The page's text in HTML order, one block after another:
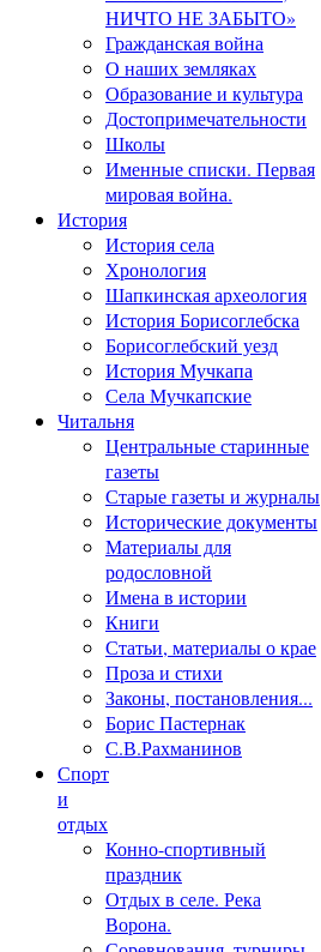
НИЧТО НЕ ЗАБЫТО»
Гражданская война
О наших земляках
Образование и культура
Достопримечательности
Школы
Именные списки. Первая
мировая война.
История
История села
Хронология
Шапкинская археология
История Борисоглебска
Борисоглебский уезд
История Мучкапа
Села Мучкапские
Читальня
Центральные старинные
газеты
Старые газеты и журналы
Исторические документы
Материалы для
родословной
Имена в истории
Книги
Статьи, материалы о крае
Проза и стихи
Законы, постановления...
Борис Пастернак
С.В.Рахманинов
Спорт
и
отдых
Конно-спортивный
праздник
Отдых в селе. Река
Ворона.